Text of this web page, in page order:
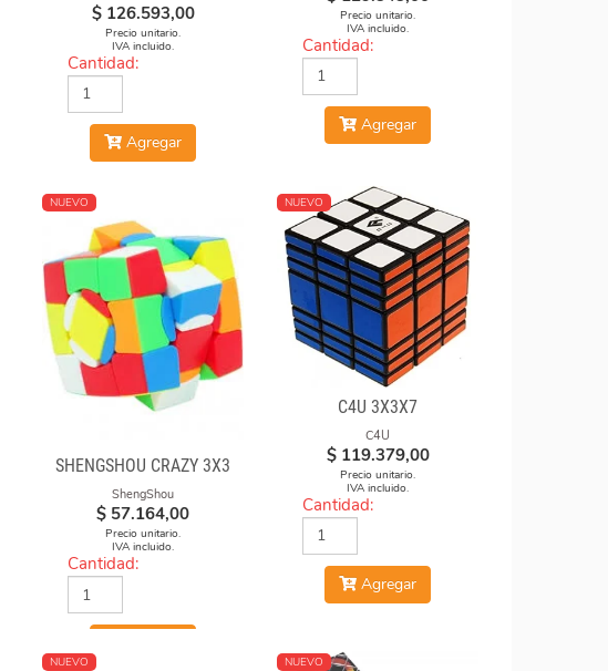
$ 126.593,00
Precio unitario.
IVA incluido.
Cantidad:
Agregar
Precio unitario.
IVA incluido.
Cantidad:
Agregar
NUEVO
SHENGSHOU CRAZY 3X3
ShengShou
$ 57.164,00
Precio unitario.
IVA incluido.
Cantidad:
NUEVO
C4U 3X3X7
C4U
$ 119.379,00
Precio unitario.
IVA incluido.
Cantidad:
Agregar
NUEVO NUEVO